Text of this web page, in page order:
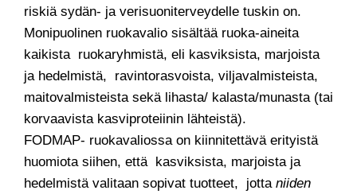
riskiä sydän- ja verisuoniterveydelle tuskin on.
Monipuolinen ruokavalio sisältää ruoka-aineita
kaikista ruokaryhmistä, eli kasviksista, marjoista
ja hedelmistä, ravintorasvoista, viljavalmisteista,
maitovalmisteista sekä lihasta/ kalasta/munasta (tai
korvaavista kasviproteiinin lähteistä).
FODMAP- ruokavaliossa on kiinnitettävä erityistä
huomiota siihen, että kasviksista, marjoista ja
hedelmistä valitaan sopivat tuotteet, jotta niiden